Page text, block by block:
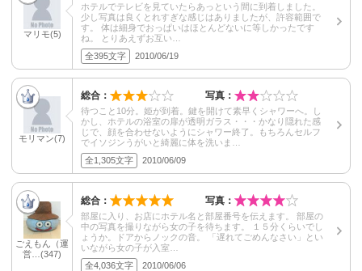
マリモ(5)
ホテルでテレビを見ていたらあっという間に到着しました。
少し写真は良くとれすぎな感じはありましたが、許容範囲で
す。 体は細身でおっぱいはほとんどないに等しかったです
ね。 とりあえずお互い…
全395文字
2010/06/19
モリマン(7)
総合： 写真：
待つこと10分。姫が到着。鍵を開けて素早くシャワーへ。し
かし、ホテルの浴室の扉が透明ガラス・・・かなり隠れた感
じで、顔を合わせないようにシャワー終了。もちろんセルフ
でイソジンうがいと綺麗に体を洗いま…
全1,305文字
2010/06/09
ごえもん（運
営…(347)
総合： 写真：
部屋に入り、お店にホテル名と部屋番号を伝えます。 部屋の
中の写真を撮りながら女の子を待ちます。 １５分くらいでし
ょうか。ドアからノックの音。 「遅れてごめんなさい」とい
いながら女の子が入室…
全4,036文字
2010/06/06